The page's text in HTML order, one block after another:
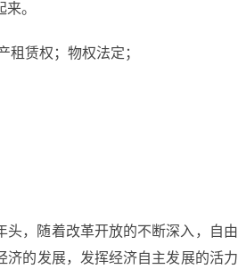
。
租赁权；物权法定；
头，随着改革开放的不断深入，自
的发展，发挥经济自主发展的活